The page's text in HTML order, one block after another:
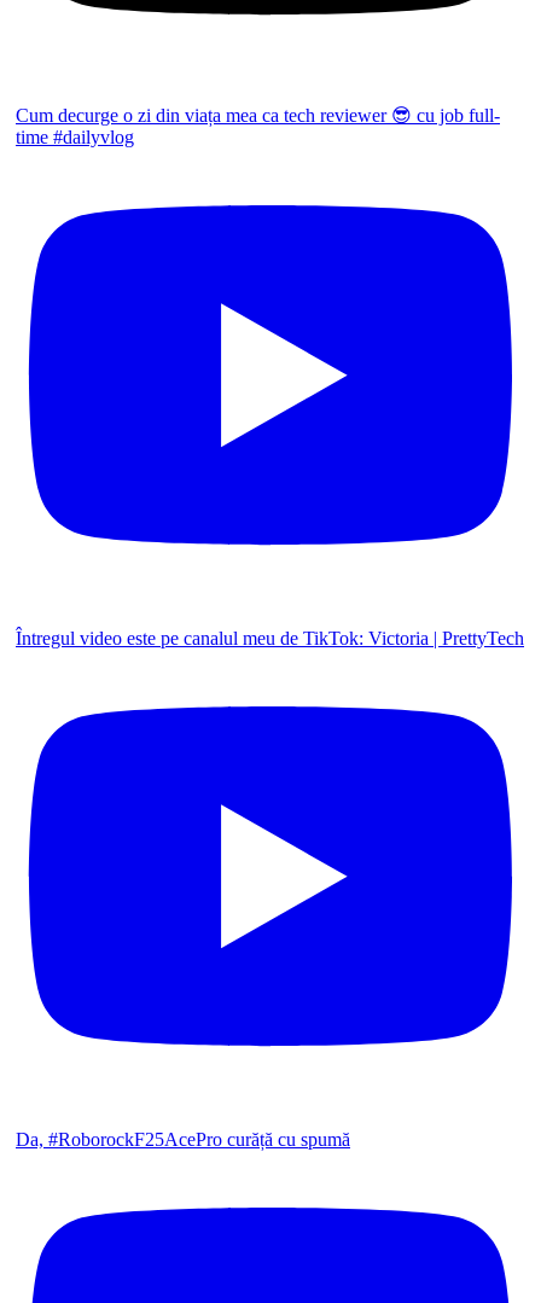
Cum decurge o zi din viața mea ca tech reviewer 😎 cu job full-
time #dailyvlog
Întregul video este pe canalul meu de TikTok: Victoria | PrettyTech
Da, #RoborockF25AcePro curăță cu spumă